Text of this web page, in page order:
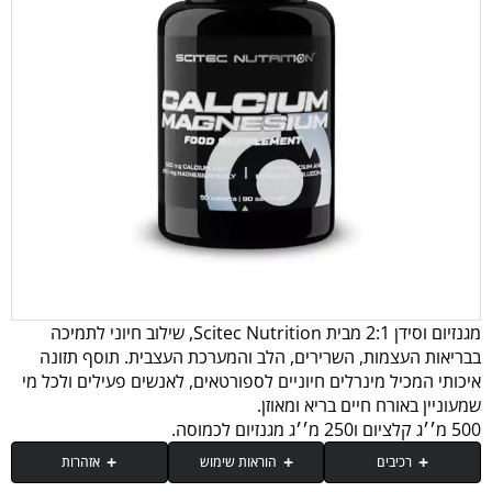
מגנזיום וסידן 2:1 מבית Scitec Nutrition, שילוב חיוני לתמיכה
בבריאות העצמות, השרירים, הלב והמערכת העצבית. תוסף תזונה
איכותי המכיל מינרלים חיוניים לספורטאים, לאנשים פעילים ולכל מי
שמעוניין באורח חיים בריא ומאוזן.
500 מ׳׳ג קלציום ו250 מ׳׳ג מגנזיום לכמוסה.
רכיבים הוראות שימוש אזהרות